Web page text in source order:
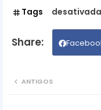
Tags desativada
ANTIGOS